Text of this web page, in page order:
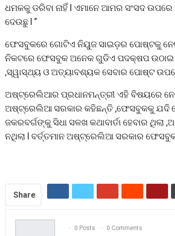
ଧମକକୁ ଡରିବା ନାହିଁ l ଏମାନେ ଆମର ସଂସଦ
ଦେଉଛୁ l ”
ଫେସବୁକରେ ଗୋଟିଏ ନିୟୁଜ ସାଇଡ଼ର ପୋଷ୍ଟକୁ
ନିକଟରେ ଫେସବୁକ ଅନେକ ଗୁଡିଏ ପଦକ୍ଷପ
,ସ୍ୱାସ୍ଥ୍ୟ ଓ ଅତ୍ୟାବଶ୍ୟକ ସେବାର ପୋଷ୍ଟ
ଅଷ୍ଟ୍ରେଲିଆର ପ୍ରଧାନମନ୍ତ୍ରୀ ଏହି ବିଷୟରେ
ଅଷ୍ଟ୍ରେଲିଆ ସରକାର କହିଛନ୍ତି ,ଫେସବୁକକୁ ଯଦି
ଜକରବର୍ଗଙ୍କୁ ସିଧା ସଳଖ କଥାବାର୍ତା ହେବାର
ନଥିଲା l ବର୍ତ୍ତମାନ ଅଷ୍ଟ୍ରେଲିଆ ସରକାର
Share
0 Posts 0 Comments